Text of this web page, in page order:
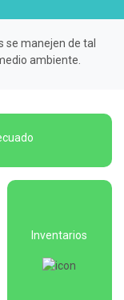
se manejen de tal
ambiente.
Inventarios